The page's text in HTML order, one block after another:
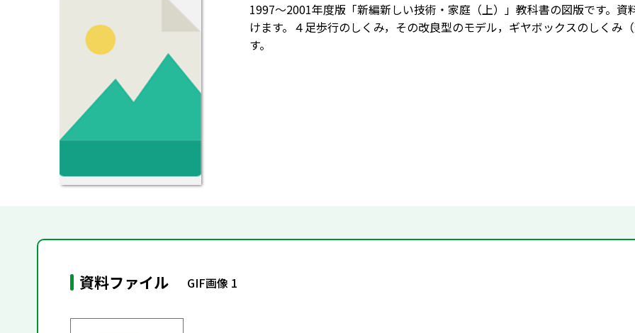
1997～2001年度版「新編新しい技術・家庭（上）」教科書の図版です。
けます。４足歩行のしくみ，その改良型のモデル，ギヤボックスのしくみ
す。
資料ファイル GIF画像 1